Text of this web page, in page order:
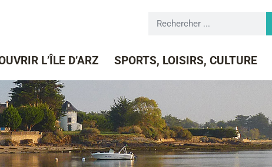
L’ÎLE D’ARZ SPORTS, LOISIRS, CULTURE